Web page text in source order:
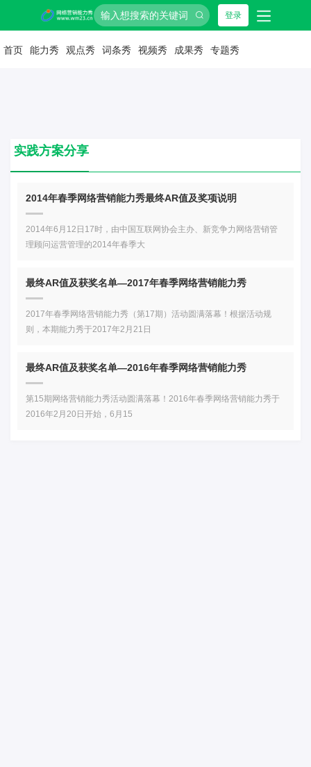
登录
首页 能力秀 观点秀 词条秀 视频秀 成果秀 专题秀
实践方案分享
2014年春季网络营销能力秀最终AR值及奖项说明
2014年6月12日17时，由中国互联网协会主办、新竞争力网络营销管
理顾问运营管理的2014年春季大
最终AR值及获奖名单—2017年春季网络营销能力秀
2017年春季网络营销能力秀（第17期）活动圆满落幕！根据活动规
则，本期能力秀于2017年2月21日
最终AR值及获奖名单—2016年春季网络营销能力秀
第15期网络营销能力秀活动圆满落幕！2016年春季网络营销能力秀于
2016年2月20日开始，6月15